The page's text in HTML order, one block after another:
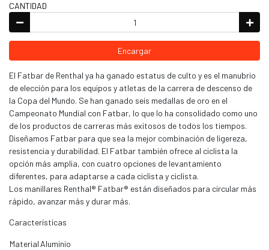
CANTIDAD
Encargar
El Fatbar de Renthal ya ha ganado estatus de culto y es el manubrio
de elección para los equipos y atletas de la carrera de descenso de
la Copa del Mundo. Se han ganado seis medallas de oro en el
Campeonato Mundial con Fatbar, lo que lo ha consolidado como uno
de los productos de carreras más exitosos de todos los tiempos.
Diseñamos Fatbar para que sea la mejor combinación de ligereza,
resistencia y durabilidad. El Fatbar también ofrece al ciclista la
opción más amplia, con cuatro opciones de levantamiento
diferentes, para adaptarse a cada ciclista y ciclista.
Los manillares Renthal® Fatbar® están diseñados para circular más
rápido, avanzar más y durar más.
Características
Material Aluminio